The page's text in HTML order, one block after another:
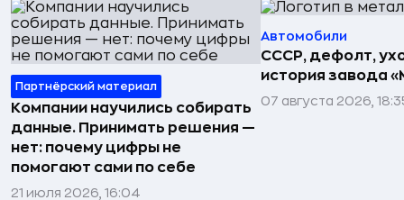
Партнёрский материал
Компании научились собирать
данные. Принимать решения —
нет: почему цифры не
помогают сами по себе
21 июля 2026, 16:04
Автомобили
СССР, дефолт,
история завода
07 августа 2026,